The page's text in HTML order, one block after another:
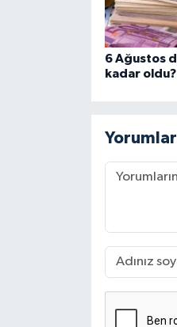
6 Ağustos
kadar oldu?
Yorumlar